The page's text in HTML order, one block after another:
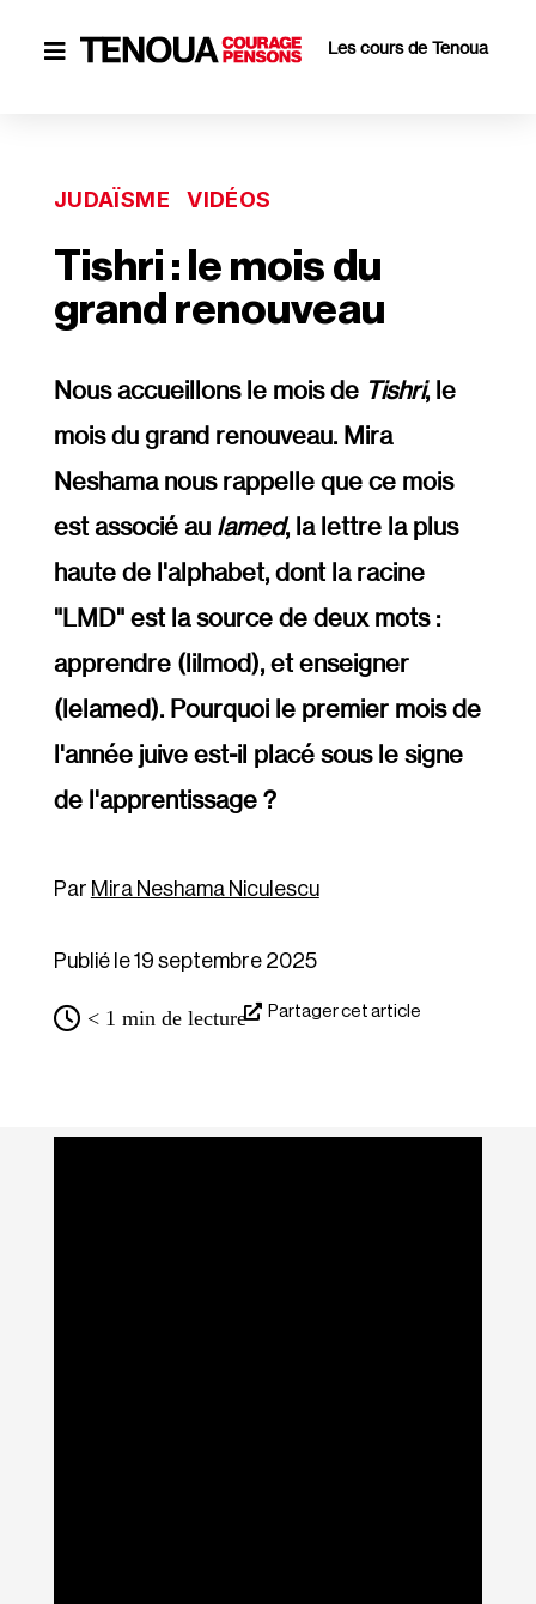
 Les cours de Tenoua
JUDAÏSME VIDÉOS
Tishri : le mois du
grand renouveau
Nous accueillons le mois de Tishri, le
mois du grand renouveau. Mira
Neshama nous rappelle que ce mois
est associé au lamed, la lettre la plus
haute de l'alphabet, dont la racine
"LMD" est la source de deux mots :
apprendre (lilmod), et enseigner
(lelamed). Pourquoi le premier mois de
l'année juive est-il placé sous le signe
de l'apprentissage ?
Mira Neshama Niculescu
Publié le 19 septembre 2025
< 1 min de lecture Partager cet article